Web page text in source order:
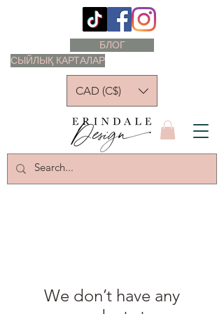
СЫЙЛЫҚ КАРТАЛАР
БЛОГ
CAD (C$)
We don’t have any